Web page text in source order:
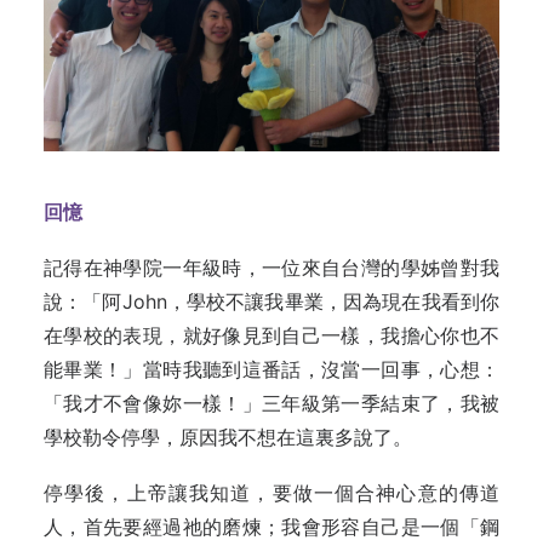
回憶
記得在神學院一年級時，一位來自台灣的學姊曾對我
說：「阿John，學校不讓我畢業，因為現在我看到你
在學校的表現，就好像見到自己一樣，我擔心你也不
能畢業！」當時我聽到這番話，沒當一回事，心想：
「我才不會像妳一樣！」三年級第一季結束了，我被
學校勒令停學，原因我不想在這裏多說了。
停學後，上帝讓我知道，要做一個合神心意的傳道
人，首先要經過祂的磨煉；我會形容自己是一個「鋼